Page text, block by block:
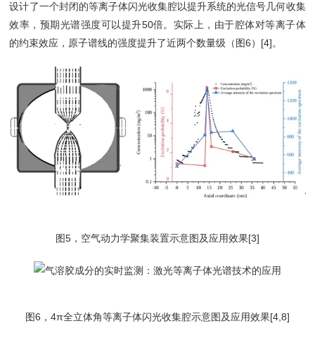
设计了一个封闭的等离子体闪光收集腔以提升系统的光信号几何收集
效率，预期光谱强度可以提升50倍。实际上，由于腔体对等离子体
的约束效应，原子谱线的强度提升了近两个数量级（图6）[4]。
图5，空气动力学聚集装置示意图及应用效果[3]
图6，4π全立体角等离子体闪光收集腔示意图及应用效果[4,8]